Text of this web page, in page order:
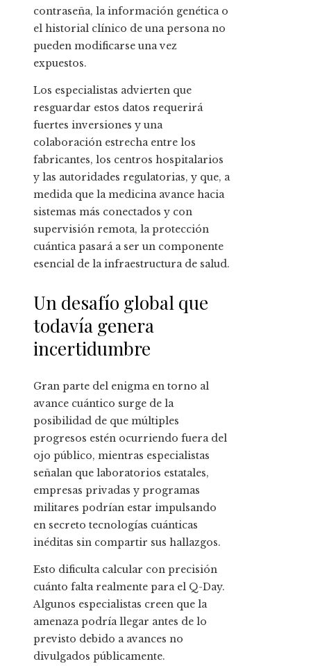
contraseña, la información genética o
el historial clínico de una persona no
pueden modificarse una vez
expuestos.
Los especialistas advierten que
resguardar estos datos requerirá
fuertes inversiones y una
colaboración estrecha entre los
fabricantes, los centros hospitalarios
y las autoridades regulatorias, y que, a
medida que la medicina avance hacia
sistemas más conectados y con
supervisión remota, la protección
cuántica pasará a ser un componente
esencial de la infraestructura de salud.
Un desafío global que
todavía genera
incertidumbre
Gran parte del enigma en torno al
avance cuántico surge de la
posibilidad de que múltiples
progresos estén ocurriendo fuera del
ojo público, mientras especialistas
señalan que laboratorios estatales,
empresas privadas y programas
militares podrían estar impulsando
en secreto tecnologías cuánticas
inéditas sin compartir sus hallazgos.
Esto dificulta calcular con precisión
cuánto falta realmente para el Q-Day.
Algunos especialistas creen que la
amenaza podría llegar antes de lo
previsto debido a avances no
divulgados públicamente.